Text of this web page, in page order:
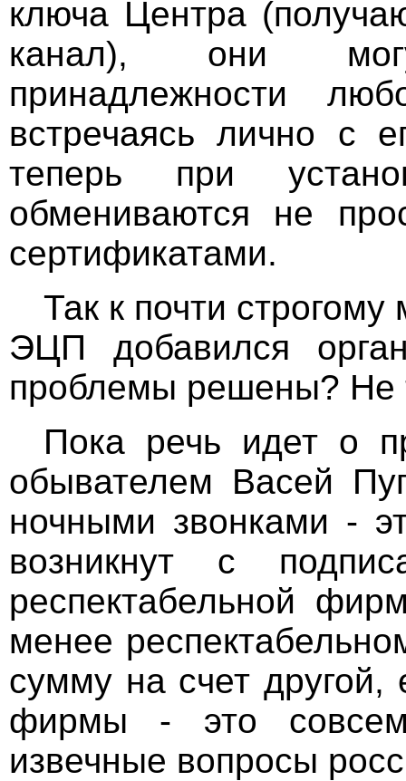
ключа Центра
канал), они
принадлежности
встречаясь лично с
теперь при
обмениваются не
сертификатами.
Так к почти
ЭЦП добавился
проблемы решены? Не
Пока речь идет о
обывателем Васей
ночными звонками -
возникнут с
респектабельной
менее
сумму на счет
фирмы - это
извечные вопросы